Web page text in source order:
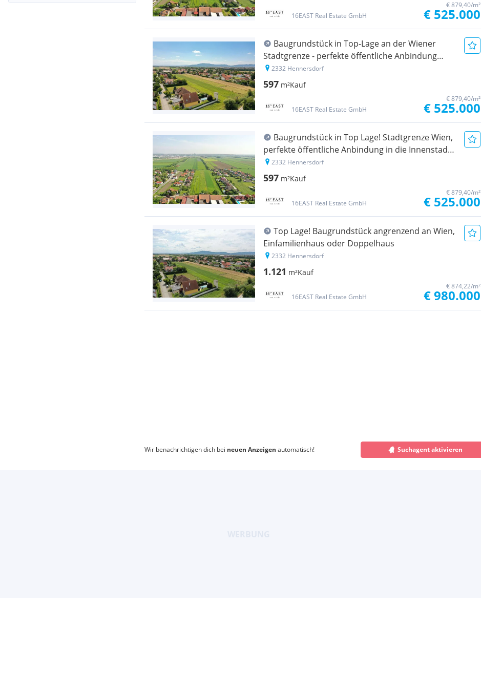
16EAST Real Estate GmbH
€ 879,40/m²
€ 525.000
Baugrundstück in Top-Lage an der Wiener
Stadtgrenze - perfekte öffentliche Anbindung
nach Wien
2332 Hennersdorf
597 m²Kauf
16EAST Real Estate GmbH
€ 879,40/m²
€ 525.000
Baugrundstück in Top Lage! Stadtgrenze Wien,
perfekte öffentliche Anbindung in die Innenstadt
von Wien
2332 Hennersdorf
597 m²Kauf
16EAST Real Estate GmbH
€ 879,40/m²
€ 525.000
Top Lage! Baugrundstück angrenzend an Wien,
Einfamilienhaus oder Doppelhaus
2332 Hennersdorf
1.121 m²Kauf
16EAST Real Estate GmbH
€ 874,22/m²
€ 980.000
Wir benachrichtigen dich bei neuen Anzeigen automatisch! Suchagent aktivieren